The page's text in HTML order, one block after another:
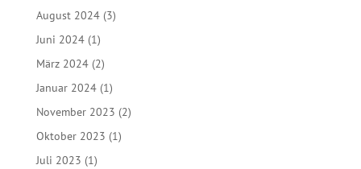
August 2024(3)
Juni 2024(1)
März 2024(2)
Januar 2024(1)
November 2023 (2)
Oktober 2023 (1)
Juli 2023 (1)